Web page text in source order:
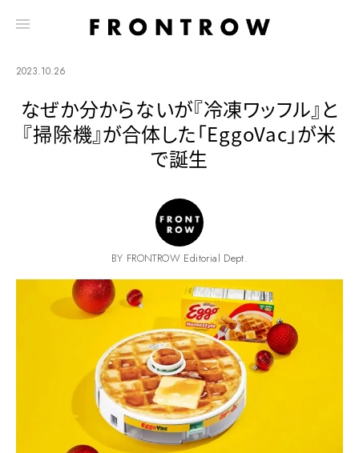
2023.10.26
なぜか分からないが『冷凍ワッフル』と
『掃除機』が合体した「EggoVac」が米
で誕生
BY FRONTROW Editorial Dept.